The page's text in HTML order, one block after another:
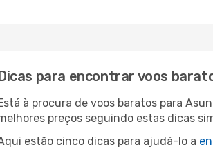
para encontrar voos
à procura de voos baratos para
preços seguindo estas dicas
estão cinco dicas para ajudá-lo a